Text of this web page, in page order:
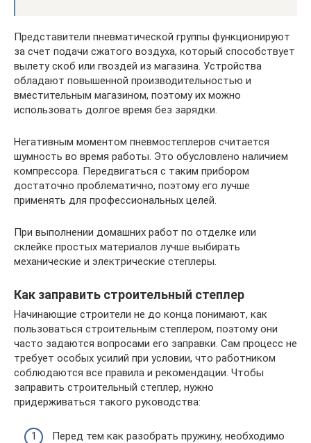
Представители пневматической группы функционируют
за счет подачи сжатого воздуха, который способствует
вылету скоб или гвоздей из магазина. Устройства
обладают повышенной производительностью и
вместительным магазином, поэтому их можно
использовать долгое время без зарядки.
Негативным моментом пневмостеплеров считается
шумность во время работы. Это обусловлено наличием
компрессора. Передвигаться с таким прибором
достаточно проблематично, поэтому его лучше
применять для профессиональных целей.
При выполнении домашних работ по отделке или
склейке простых материалов лучше выбирать
механические и электрические степлеры.
Как заправить строительный степлер
Начинающие строители не до конца понимают, как
пользоваться строительным степлером, поэтому они
часто задаются вопросами его заправки. Сам процесс не
требует особых усилий при условии, что работником
соблюдаются все правила и рекомендации. Чтобы
заправить строительный степлер, нужно
придерживаться такого руководства:
Перед тем как разобрать пружину, необходимо